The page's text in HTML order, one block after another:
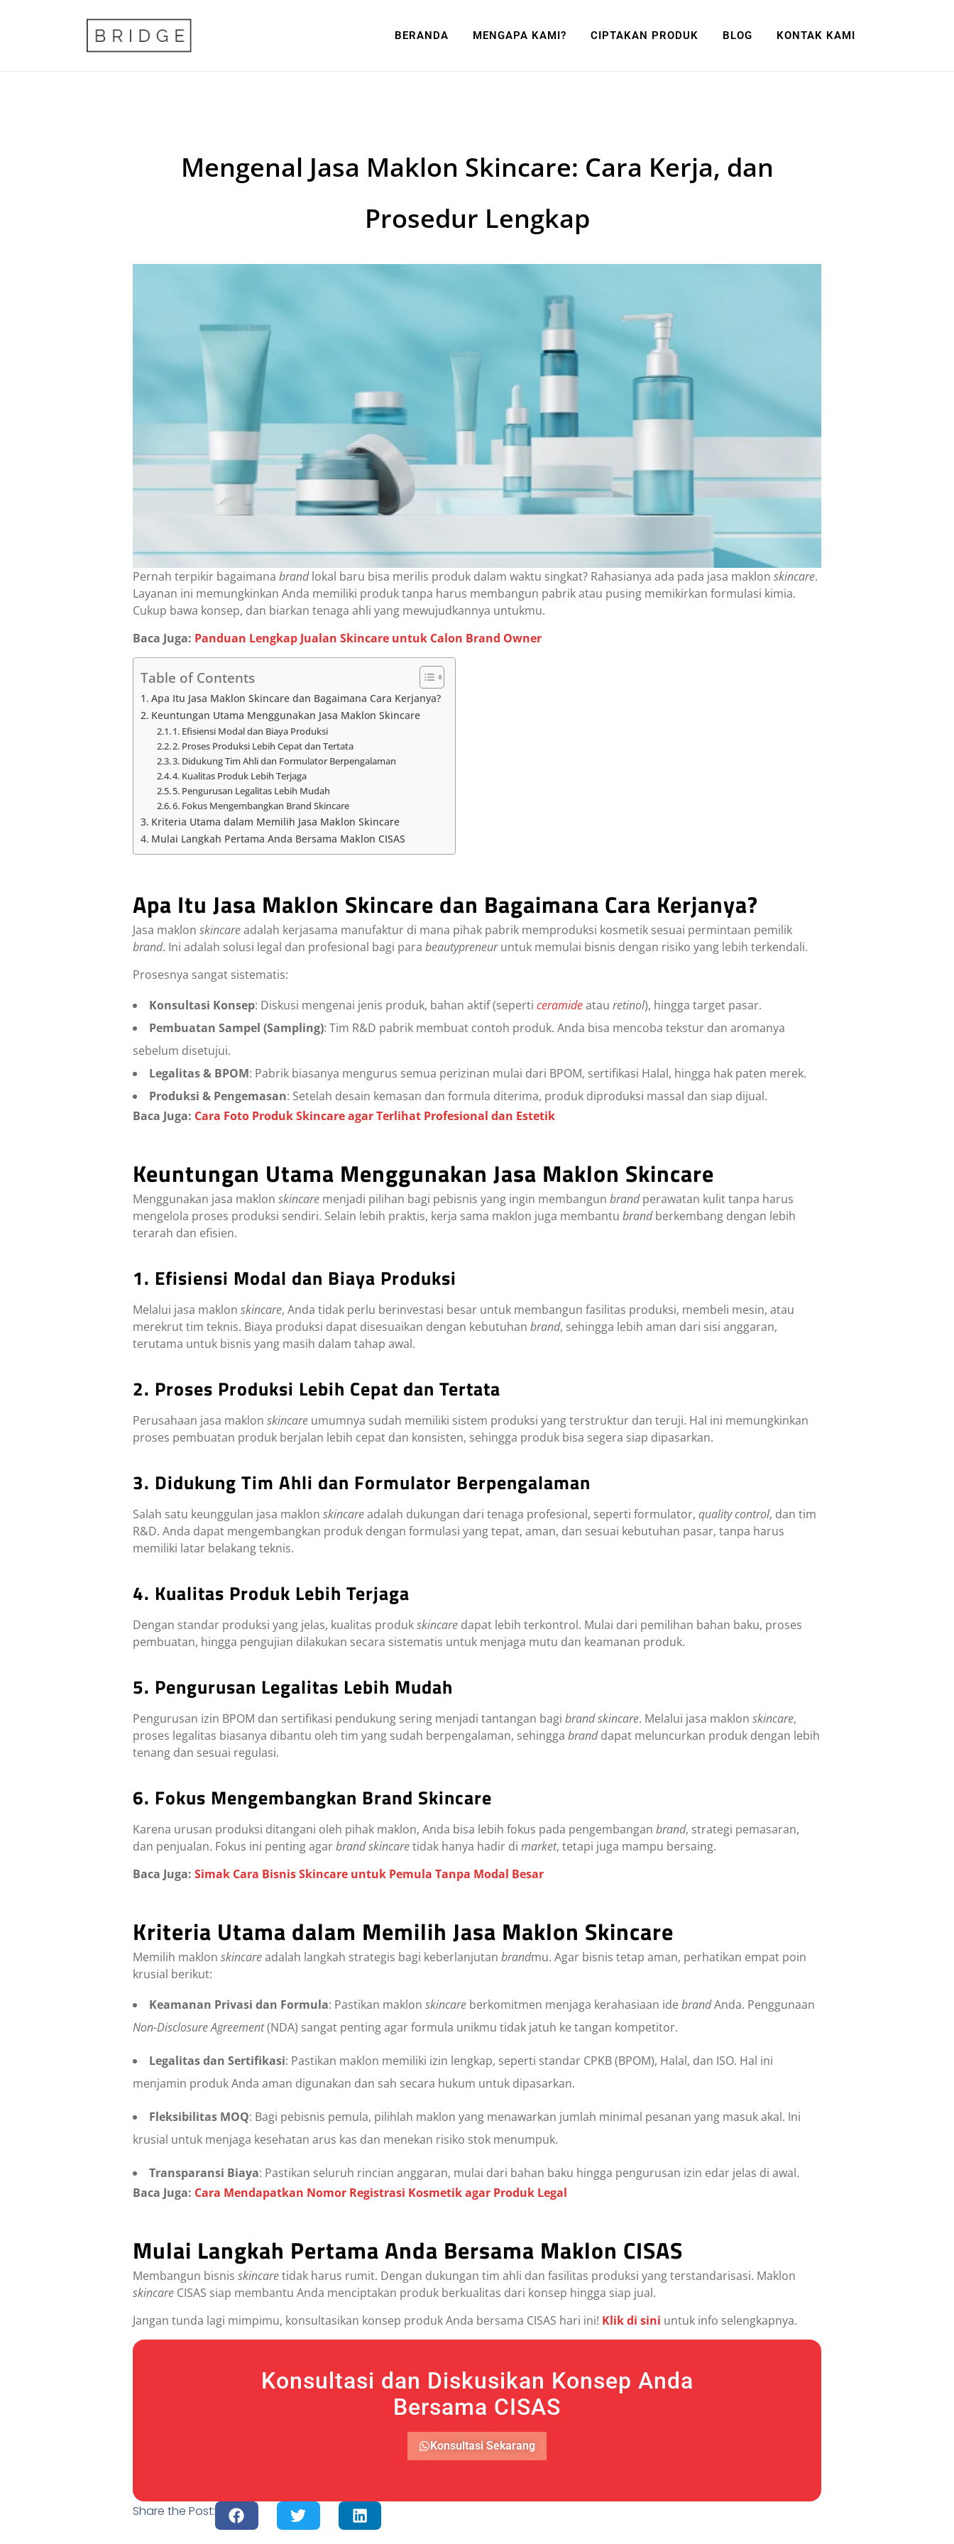
BERANDA MENGAPA KAMI? CIPTAKAN PRODUK BLOG KONTAK KAMI
Mengenal Jasa Maklon Skincare: Cara Kerja, dan
Prosedur Lengkap
Pernah terpikir bagaimana brandlokal baru bisa merilis produk dalam waktu singkat? Rahasianya ada pada jasa maklon skincare.
Layanan ini memungkinkan Anda memiliki produk tanpa harus membangun pabrik atau pusing memikirkan formulasi kimia.
Cukup bawa konsep, dan biarkan tenaga ahli yang mewujudkannya untukmu.
Baca Juga: Panduan Lengkap Jualan Skincare untuk Calon Brand Owner
Table of Contents
Apa Itu Jasa Maklon Skincare dan Bagaimana Cara Kerjanya?
Keuntungan Utama Menggunakan Jasa Maklon Skincare
1. Efisiensi Modal dan Biaya Produksi
2. Proses Produksi Lebih Cepat dan Tertata
3. Didukung Tim Ahli dan Formulator Berpengalaman
4. Kualitas Produk Lebih Terjaga
5. Pengurusan Legalitas Lebih Mudah
6. Fokus Mengembangkan Brand Skincare
Kriteria Utama dalam Memilih Jasa Maklon Skincare
Mulai Langkah Pertama Anda Bersama Maklon CISAS
Apa Itu Jasa Maklon Skincare dan Bagaimana Cara Kerjanya?
Jasa maklon skincareadalah kerjasama manufaktur di mana pihak pabrik memproduksi kosmetik sesuai permintaan pemilik
brand. Ini adalah solusi legal dan profesional bagi para beautypreneuruntuk memulai bisnis dengan risiko yang lebih terkendali.
Prosesnya sangat sistematis:
Konsultasi Konsep: Diskusi mengenai jenis produk, bahan aktif (seperti ceramideatau retinol), hingga target pasar.
Pembuatan Sampel (Sampling): Tim R&D pabrik membuat contoh produk. Anda bisa mencoba tekstur dan aromanya
sebelum disetujui.
Legalitas & BPOM: Pabrik biasanya mengurus semua perizinan mulai dari BPOM, sertifikasi Halal, hingga hak paten merek.
Produksi & Pengemasan: Setelah desain kemasan dan formula diterima, produk diproduksi massal dan siap dijual.
Baca Juga: Cara Foto Produk Skincare agar Terlihat Profesional dan Estetik
Keuntungan Utama Menggunakan Jasa Maklon Skincare
Menggunakan jasa maklon skincare menjadi pilihan bagi pebisnis yang ingin membangun brandperawatan kulit tanpa harus
mengelola proses produksi sendiri. Selain lebih praktis, kerja sama maklon juga membantu brandberkembang dengan lebih
terarah dan efisien.
1. Efisiensi Modal dan Biaya Produksi
Melalui jasa maklon skincare, Anda tidak perlu berinvestasi besar untuk membangun fasilitas produksi, membeli mesin, atau
merekrut tim teknis. Biaya produksi dapat disesuaikan dengan kebutuhan brand, sehingga lebih aman dari sisi anggaran,
terutama untuk bisnis yang masih dalam tahap awal.
2. Proses Produksi Lebih Cepat dan Tertata
Perusahaan jasa maklon skincare umumnya sudah memiliki sistem produksi yang terstruktur dan teruji. Hal ini memungkinkan
proses pembuatan produk berjalan lebih cepat dan konsisten, sehingga produk bisa segera siap dipasarkan.
3. Didukung Tim Ahli dan Formulator Berpengalaman
Salah satu keunggulan jasa maklon skincareadalah dukungan dari tenaga profesional, seperti formulator, quality control, dan tim
R&D. Anda dapat mengembangkan produk dengan formulasi yang tepat, aman, dan sesuai kebutuhan pasar, tanpa harus
memiliki latar belakang teknis.
4. Kualitas Produk Lebih Terjaga
Dengan standar produksi yang jelas, kualitas produkskincare dapat lebih terkontrol. Mulai dari pemilihan bahan baku, proses
pembuatan, hingga pengujian dilakukan secara sistematis untuk menjaga mutu dan keamanan produk.
5. Pengurusan Legalitas Lebih Mudah
Pengurusan izin BPOM dan sertifikasi pendukung sering menjadi tantangan bagi brand skincare. Melalui jasa maklon skincare,
proses legalitas biasanya dibantu oleh tim yang sudah berpengalaman, sehingga branddapat meluncurkan produk dengan lebih
tenang dan sesuai regulasi.
6. Fokus Mengembangkan Brand Skincare
Karena urusan produksi ditangani oleh pihak maklon, Anda bisa lebih fokus pada pengembangan brand, strategi pemasaran,
dan penjualan. Fokus ini penting agarbrand skincaretidak hanya hadir di market, tetapi juga mampu bersaing.
Baca Juga: Simak Cara Bisnis Skincare untuk Pemula Tanpa Modal Besar
Kriteria Utama dalam Memilih Jasa Maklon Skincare
Memilih maklon skincareadalah langkah strategis bagi keberlanjutan brandmu. Agar bisnis tetap aman, perhatikan empat poin
krusial berikut:
Keamanan Privasi dan Formula: Pastikan maklon skincare berkomitmen menjaga kerahasiaan ide brandAnda. Penggunaan
Non-Disclosure Agreement(NDA) sangat penting agar formula unikmu tidak jatuh ke tangan kompetitor.
Legalitas dan Sertifikasi: Pastikan maklon memiliki izin lengkap, seperti standar CPKB (BPOM), Halal, dan ISO. Hal ini
menjamin produk Anda aman digunakan dan sah secara hukum untuk dipasarkan.
Fleksibilitas MOQ: Bagi pebisnis pemula, pilihlah maklon yang menawarkan jumlah minimal pesanan yang masuk akal. Ini
krusial untuk menjaga kesehatan arus kas dan menekan risiko stok menumpuk.
Transparansi Biaya: Pastikan seluruh rincian anggaran, mulai dari bahan baku hingga pengurusan izin edar jelas di awal.
Baca Juga: Cara Mendapatkan Nomor Registrasi Kosmetik agar Produk Legal
Mulai Langkah Pertama Anda Bersama Maklon CISAS
Membangun bisnis skincaretidak harus rumit. Dengan dukungan tim ahli dan fasilitas produksi yang terstandarisasi. Maklon
skincare CISAS siap membantu Anda menciptakan produk berkualitas dari konsep hingga siap jual.
Jangan tunda lagi mimpimu, konsultasikan konsep produk Anda bersama CISAS hari ini! Klik di sini untuk info selengkapnya.
Konsultasi dan Diskusikan Konsep Anda
Bersama CISAS
Konsultasi Sekarang
Share the Post: